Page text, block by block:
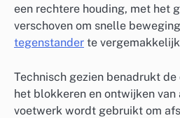
een rechtere houding, met het
verschoven om snelle
tegenstander te
Technisch gezien benadrukt
het blokkeren en ontwijken van
voetwerk wordt gebruikt om